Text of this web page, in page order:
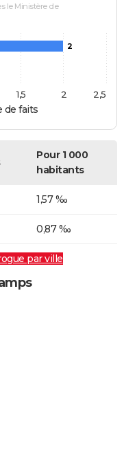
de faits
le Ministère de
2
1,5 2 2,5
Pour 1 000
habitants
1,57 ‰
0,87 ‰
par ville